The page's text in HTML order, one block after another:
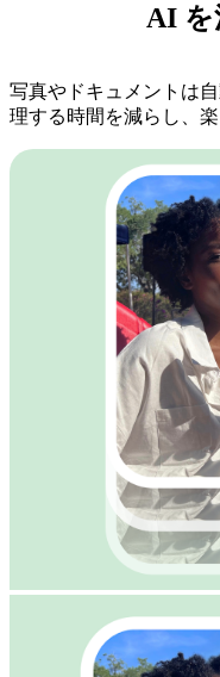
AI を
写真やドキュメントは
理する時間を減らし、